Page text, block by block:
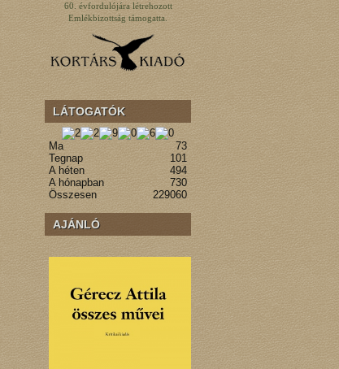
60. évfordulójára létrehozott
Emlékbizottság támogatta.
LÁTOGATÓK
Ma
73
Tegnap
101
A héten
494
A hónapban
730
Összesen
229060
AJÁNLÓ